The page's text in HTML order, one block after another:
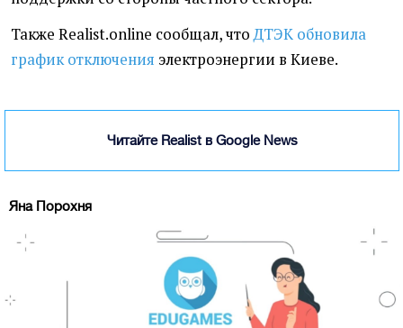
Также Realist.online сообщал, чтоДТЭК обновила
график отключения электроэнергии в Киеве.
Читайте Realist в Google News
Яна Порохня